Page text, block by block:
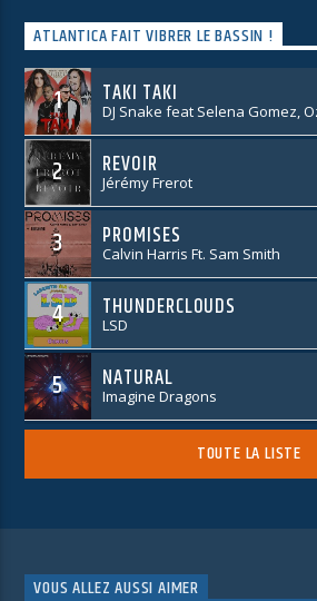
ATLANTICA FAIT VIBRER LE BASSIN !
1 TAKI TAKI
DJ Snake feat Selena Gomez,
2 REVOIR
Jérémy Frerot
3 PROMISES
Calvin Harris Ft. Sam Smith
4 THUNDERCLOUDS
LSD
5 NATURAL
Imagine Dragons
TOUTE LA LISTE
VOUS ALLEZ AUSSI AIMER